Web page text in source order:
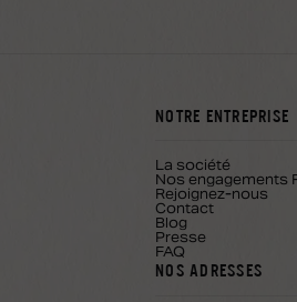
NOTRE ENTREPRISE
La société
Nos engagements
Rejoignez-nous
Contact
Blog
Presse
FAQ
NOS ADRESSES